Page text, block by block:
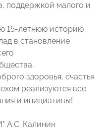
поддержкой малого и
15-летнюю историю
в становление
здоровья, счастья
реализуются все
и инициативы!
А.С. Калинин